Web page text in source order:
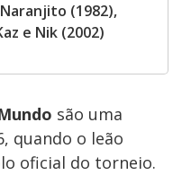
(1982),
e Nik (2002)
são uma
quando o leão
oficial do torneio.